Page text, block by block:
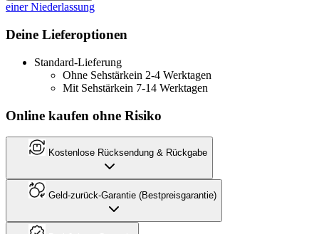
einer Niederlassung
Deine Lieferoptionen
Standard-Lieferung
Ohne Sehstärkein 2-4 Werktagen
Mit Sehstärkein 7-14 Werktagen
Online kaufen ohne Risiko
Kostenlose Rücksendung & Rückgabe
Geld-zurück-Garantie (Bestpreisgarantie)